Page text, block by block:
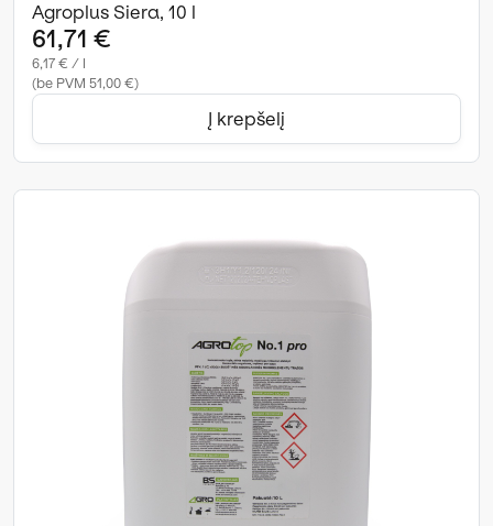
Agroplus Siera, 10 l
61,71 €
6,17 € / l
(be PVM 51,00 €)
Į krepšelį